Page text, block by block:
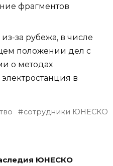
фрагментов
за рубежа, в числе
положении дел с
о методах
в
сотрудники ЮНЕСКО
ЮНЕСКО